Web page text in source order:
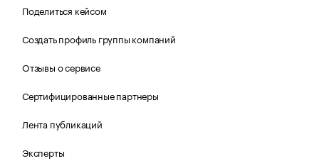
Поделиться кейсом
Создать профиль группы компаний
Отзывы о сервисе
Сертифицированные партнеры
Лента публикаций
Эксперты